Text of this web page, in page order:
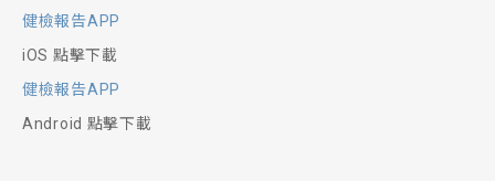
健檢報告APP
iOS 點擊下載
健檢報告APP
Android 點擊下載